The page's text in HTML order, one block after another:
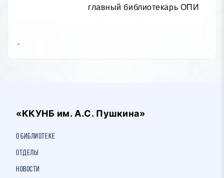
главный библиотекарь ОПИ
-
«ККУНБ им. А.С. Пушкина»
О библиотеке
Отделы
Новости